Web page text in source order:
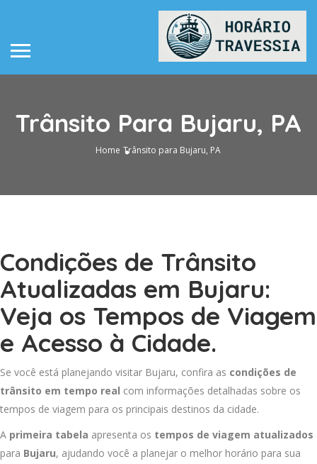
Trânsito Para Bujaru, PA
Home Trânsito para Bujaru, PA
Condições de Trânsito
Atualizadas em Bujaru:
Veja os Tempos de Viagem
e Acesso à Cidade.
Se você está planejando visitar Bujaru, confira as condições de
trânsito em tempo real com informações detalhadas sobre os
tempos de viagem para os principais destinos da cidade.
A primeira tabela apresenta os tempos de viagem atualizados
para Bujaru, ajudando você a planejar o melhor horário para sua